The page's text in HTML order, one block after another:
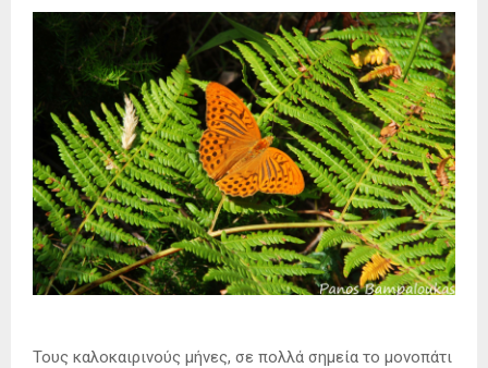
Τους καλοκαιρινούς μήνες, σε πολλά σημεία το μονοπάτι